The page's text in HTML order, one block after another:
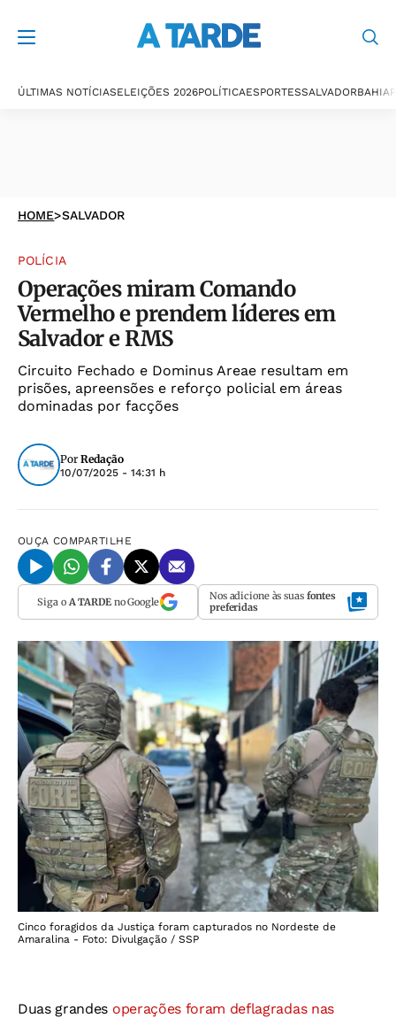
ÚLTIMAS NOTÍCIASELEIÇÕES 2026POLÍTICAESPORTESSALVADORBAHIA
HOME>SALVADOR
POLÍCIA
Operações miram Comando
Vermelho e prendem líderes em
Salvador e RMS
Circuito Fechado e Dominus Areae resultam em
prisões, apreensões e reforço policial em áreas
dominadas por facções
Por Redação
10/07/2025 - 14:31 h
OUÇA COMPARTILHE
Siga o A TARDEno Google Nos adicione às suas fontes
preferidas
Cinco foragidos da Justiça foram capturados no Nordeste de
Amaralina - Foto: Divulgação / SSP
Duas grandes operações foram deflagradas nas